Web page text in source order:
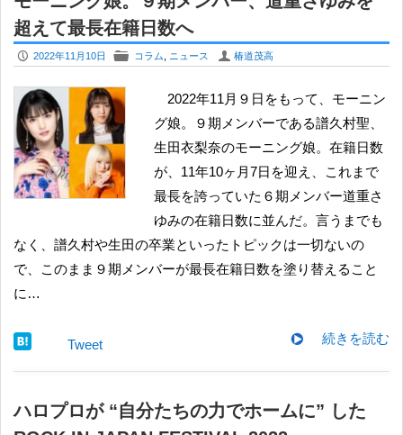
超えて最長在籍日数へ
P 2022年11月10日 F コラム ニュース U 椿道茂高
2022年11月９日をもって、モーニン
グ娘。９期メンバーである譜久村聖、
生田衣梨奈のモーニング娘。在籍日数
が、11年10ヶ月7日を迎え、これまで
最長を誇っていた６期メンバー道重さ
ゆみの在籍日数に並んだ。言うまでも
なく、譜久村や生田の卒業といったトピックは一切ないの
で、このまま９期メンバーが最長在籍日数を塗り替えること
に…
続きを読む
Tweet
ハロプロが “自分たちの力でホームに” した